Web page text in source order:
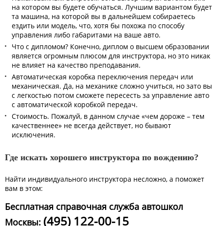
на котором вы будете обучаться. Лучшим вариантом будет
та машина, на которой вы в дальнейшем собираетесь
ездить или модель, что, хотя бы похожа по способу
управления либо габаритами на ваше авто.
Что с дипломом? Конечно, диплом о высшем образовании
является огромным плюсом для инструктора, но это никак
не влияет на качество преподавания.
Автоматическая коробка переключения передач или
механическая. Да, на механике сложно учиться, но зато вы
с легкостью потом сможете пересесть за управление авто
с автоматической коробкой передач.
Стоимость. Пожалуй, в данном случае «чем дороже – тем
качественнее» не всегда действует, но бывают
исключения.
Где искать хорошего инструктора по вождению?
Найти индивидуального инструктора несложно, а поможет
вам в этом:
Бесплатная справочная служба автошкол
Москвы: (495) 122-00-15